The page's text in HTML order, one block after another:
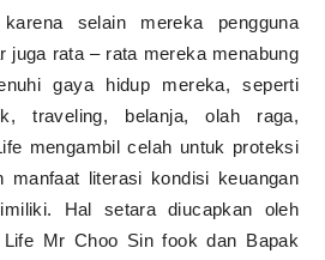
karena selain mereka pengguna
juga rata – rata mereka menabung
gaya hidup mereka, seperti
traveling, belanja, olah raga,
mengambil celah untuk proteksi
manfaat literasi kondisi keuangan
Hal setara diucapkan oleh
Mr Choo Sin fook dan Bapak